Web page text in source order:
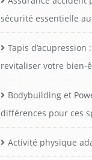
sécurité essentielle
Tapis
revitaliser votre bien-
Bodybuilding et
différences pour ces
Activité physique